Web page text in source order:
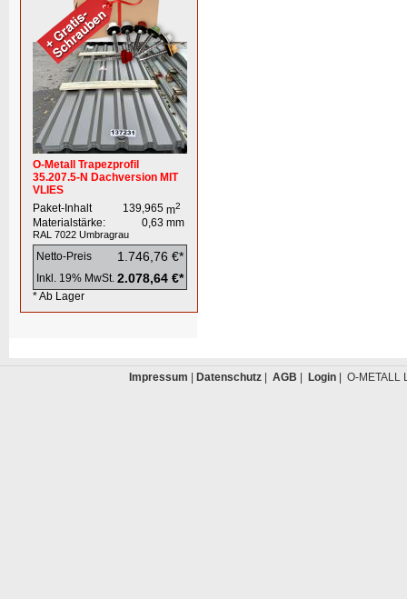
O-Metall Trapezprofil
35.207.5-N Dachversion MIT
VLIES
Paket-Inhalt
139,965 m2
Materialstärke: 0,63 mm
RAL 7022 Umbragrau
Netto-Preis 1.746,76 €*
Inkl. 19% MwSt. 2.078,64 €*
* Ab Lager
Impressum Datenschutz| AGB Login| O-METALL